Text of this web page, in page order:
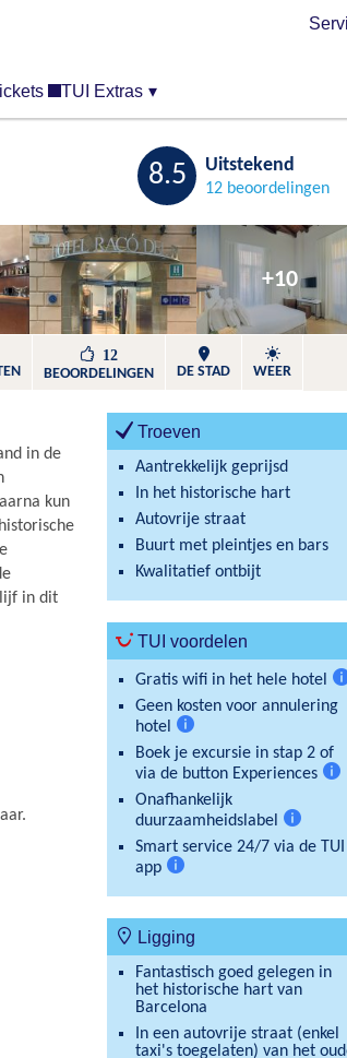
TUI Extras ▾
8.5 Uitstekend
12 beoordelingen
+10
12
BEOORDELINGEN
DE STAD WEER
in de
kun
in dit
Troeven
Aantrekkelijk geprijsd
In het historische hart
Autovrije straat
Buurt met pleintjes en bars
Kwalitatief ontbijt
TUI voordelen
Gratis wifi in het hele hotel
Geen kosten voor annulering
hotel
Meer
informatie
Boek je excursie in stap 2 of
via de button Experiences
Onafhankelijk
duurzaamheidslabel
Meer
Smart service 24/7 via de TUI
app
Ligging
Fantastisch goed gelegen in
het historische hart van
Barcelona
In een autovrije straat (enkel
taxi's toegelaten) van het